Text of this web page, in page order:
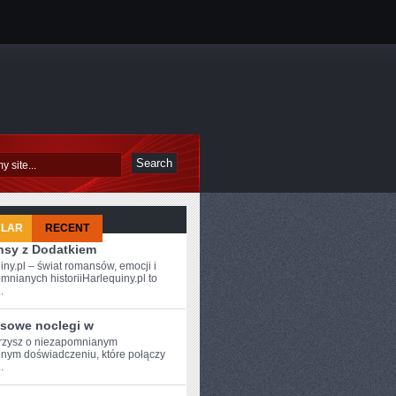
RECENT
z Dodatkiem
– świat romansów, emocji i
historiiHarlequiny.pl to
noclegi w
o ​niezapomnianym
doświadczeniu, które ‍połączy